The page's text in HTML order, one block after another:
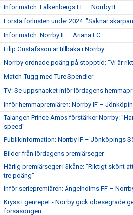
Inför match: Falkenbergs FF – Norrby IF
Första förlusten under 2024: "Saknar
Inför match: Norrby IF – Ariana FC
Filip Gustafsson är tillbaka i Norrby
Norrby ordnade poäng på stopptid: "Vi är
Match-Tugg med Ture Spendler
TV: Se uppsnacket inför lördagens
Inför hemmapremiären: Norrby IF –
Talangen Prince Amos förstärker Norrby:
speed"
Publikinformation: Norrby IF – Jönköpings
Bilder från lördagens premiärseger
Härlig premiärseger i Skåne: "Riktigt skönt
tre poäng"
Inför seriepremiären: Ängelholms FF –
Kryss i genrepet - Norrby gick obesegrade
försäsongen